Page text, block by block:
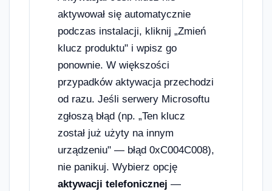
aktywował się automatycznie
podczas instalacji, kliknij „Zmień
klucz produktu" i wpisz go
ponownie. W większości
przypadków aktywacja przechodzi
od razu. Jeśli serwery Microsoftu
zgłoszą błąd (np. „Ten klucz
został już użyty na innym
urządzeniu" — błąd 0xC004C008),
nie panikuj. Wybierz opcję
aktywacji telefonicznej —